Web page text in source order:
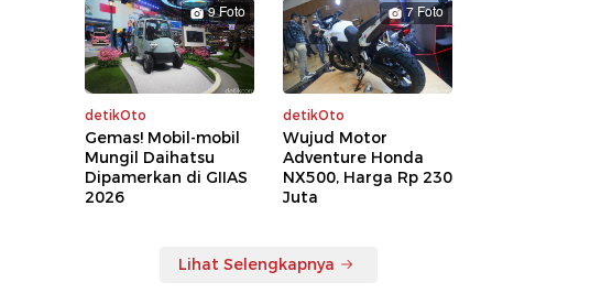
9 Foto
detikOto
Gemas! Mobil-mobil
Mungil Daihatsu
Dipamerkan di GIIAS
2026
7 Foto
detikOto
Wujud Motor
Adventure Honda
NX500, Harga Rp 230
Juta
Lihat Selengkapnya